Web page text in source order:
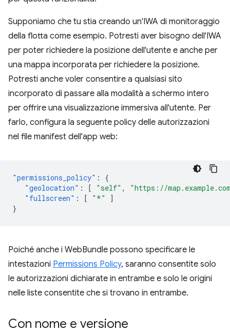
Supponiamo che tu stia creando un'IWA di monitoraggio
della flotta come esempio. Potresti aver bisogno dell'IWA
per poter richiedere la posizione dell'utente e anche per
una mappa incorporata per richiedere la posizione.
Potresti anche voler consentire a qualsiasi sito
incorporato di passare alla modalità a schermo intero
per offrire una visualizzazione immersiva all'utente. Per
farlo, configura la seguente policy delle autorizzazioni
nel file manifest dell'app web:
"permissions_policy" :
{
"geolocation" : [ "self" ,
"https://
"fullscreen" : [ "*"
]
}
Poiché anche i WebBundle possono specificare le
intestazioni Permissions Policy, saranno consentite solo
le autorizzazioni dichiarate in entrambe e solo le origini
nelle liste consentite che si trovano in entrambe.
Con nome e versione